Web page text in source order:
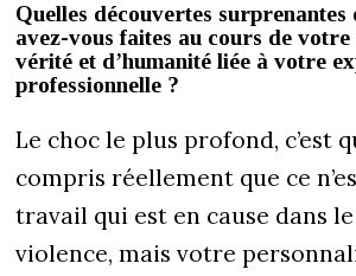
Quelles découvertes surprenantes
avez-vous faites au cours de
vérité et d’humanité liée à votre
professionnelle ?
Le choc le plus profond, c’est
compris réellement que ce
travail qui est en cause dans
violence, mais votre